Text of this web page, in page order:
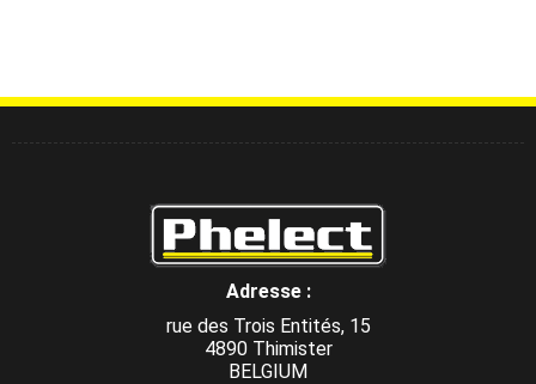
Adresse :
rue des Trois Entités, 15
4890 Thimister
BELGIUM